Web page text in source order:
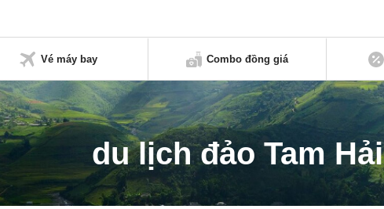
Vé máy bay Combo đồng giá
du lịch đảo Tam Hải